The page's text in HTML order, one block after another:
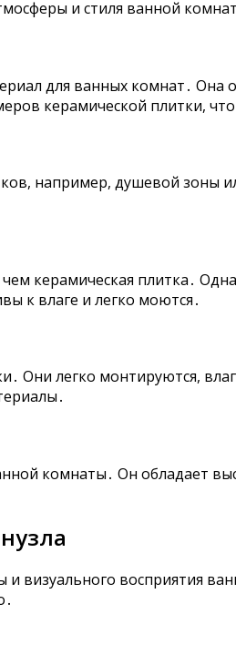
и стиля ванной
для ванных комнат․
керамической плитки,
например, душевой зоны
керамическая плитка․
к влаге и легко моются․
Они легко монтируются,
комнаты․ Он обладает
визуального восприятия